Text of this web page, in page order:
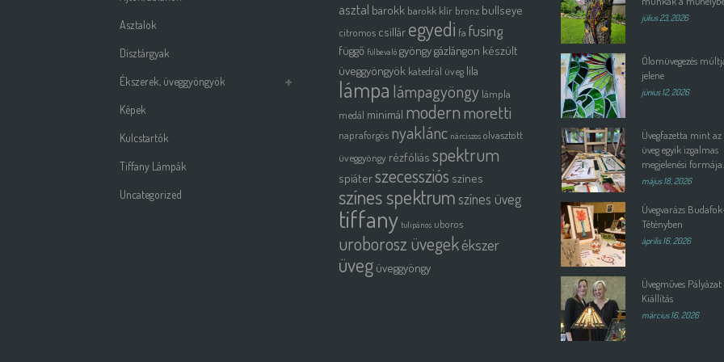
Asztalok
Dísztárgyak
Ékszerek, üveggyöngyök
Képek
Kulcstartók
Tiffany Lámpák
Uncategorized
asztal barokk barokk klír bronz bullseye
citromos csillár egyedi fa fusing
függő fülbevaló gyöngygázlángon készült
üveggyöngyök katedrál üveg lila
lámpa lámpagyöngy lámpla
medál minimál modernmoretti
napraforgós nyaklánc nárciszos olvasztott
üveggyöngy rézfóliás spektrum
spiáterszecessziós színes
színes spektrumszínes üveg
tiffany tulipános uboros
uroborosz üvegekékszer
üveg üveggyöngy
július 23, 2026
Ólomüvegezés
jelene
június 12, 2026
Üvegfazetta mint az
üveg egyik izgalmas
megjelenési formája.
május 18, 2026
Üvegvarázs
Tétényben
április 16, 2026
Üvegműves Pályázat
Kiállítás
március 16, 2026